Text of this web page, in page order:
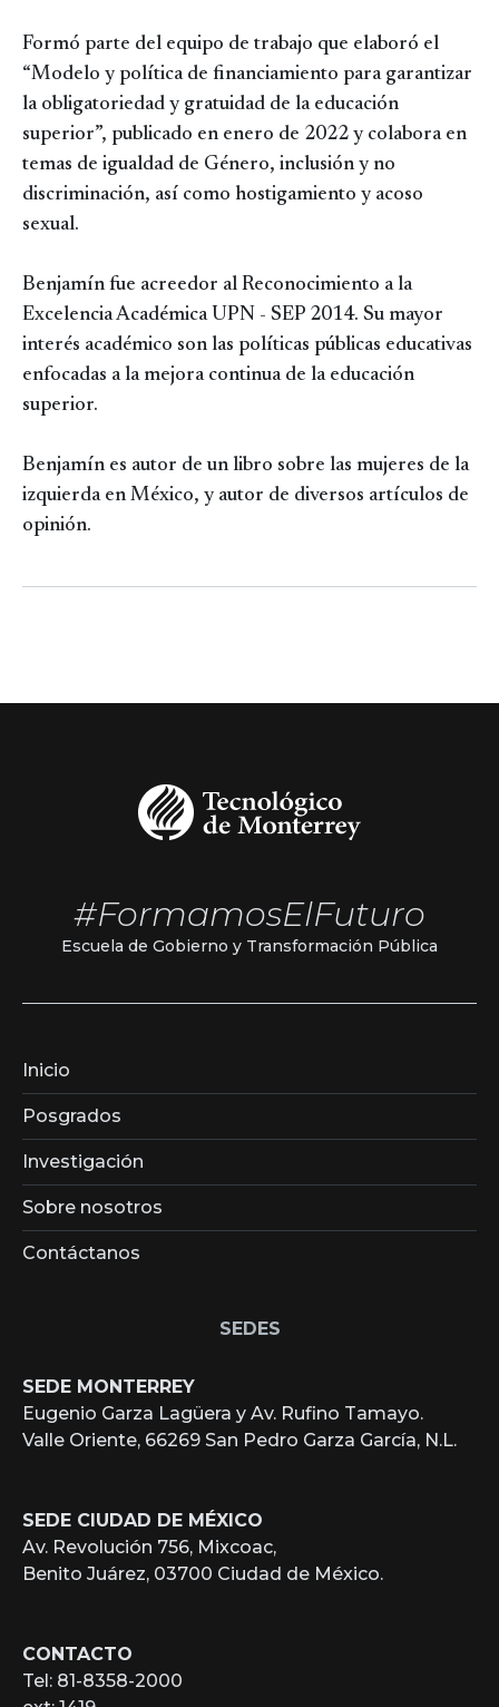
Formó parte del equipo de trabajo que elaboró el
“Modelo y política de financiamiento para garantizar
la obligatoriedad y gratuidad de la educación
superior”, publicado en enero de 2022 y colabora en
temas de igualdad de Género, inclusión y no
discriminación, así como hostigamiento y acoso
sexual.
Benjamín fue acreedor al Reconocimiento a la
Excelencia Académica UPN - SEP 2014. Su mayor
interés académico son las políticas públicas educativas
enfocadas a la mejora continua de la educación
superior.
Benjamín es autor de un libro sobre las mujeres de la
izquierda en México, y autor de diversos artículos de
opinión.
#FormamosElFuturo
Escuela de Gobierno y Transformación Pública
Inicio
Posgrados
Investigación
Sobre nosotros
Contáctanos
SEDES
SEDE MONTERREY
Eugenio Garza Lagüera y Av. Rufino Tamayo.
Valle Oriente, 66269 San Pedro Garza García, N.L.
SEDE CIUDAD DE MÉXICO
Av. Revolución 756, Mixcoac,
Benito Juárez, 03700 Ciudad de México.
CONTACTO
Tel: 81-8358-2000